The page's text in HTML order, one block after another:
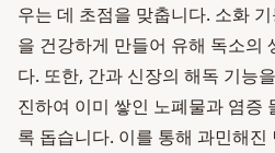
우는 데 초점을 맞춥니다. 소화
을 건강하게 만들어 유해 독소의
다. 또한, 간과 신장의 해독 기능
진하여 이미 쌓인 노폐물과 염증
록 돕습니다. 이를 통해 과민해